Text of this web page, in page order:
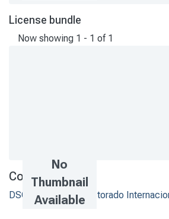
License bundle
Now showing 1 - 1 of 1
No
Thumbnail
Available
Collections
DSOJ - Tesis de Doctorado